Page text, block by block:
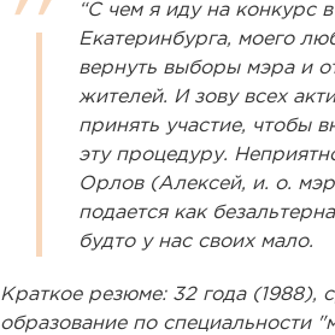
“С чем я иду на конкурс
Екатеринбурга, моего
вернуть выборы мэра и
жителей. И зову всех
принять участие, чтобы
эту процедуру.
Орлов (Алексей, и. о.
подается как
будто у нас своих мало.
Краткое резюме: 32 года (1988),
образование по специальности